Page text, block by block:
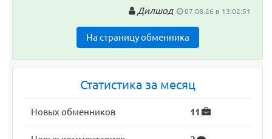
Дилшод 07.08.26 в 13:02:51
На страницу обменника
Статистика за месяц
Новых обменников 11